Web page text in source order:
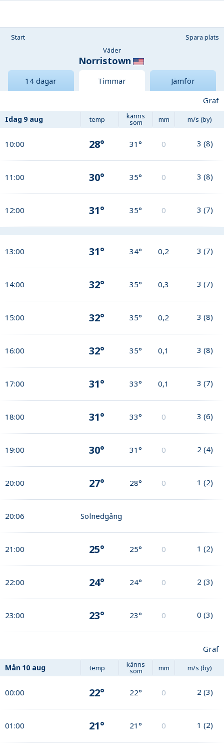
Start
Spara plats
Väder
Norristown
14 dagar Timmar
Jämför
Graf
Idag 9 aug temp känns
som mm m/s (by)
10:00 28° 31° 0 3 (8)
11:00 30° 35° 0 3 (8)
12:00 31° 35° 0 3 (7)
13:00 31° 34° 0,2 3 (7)
14:00 32° 35° 0,3 3 (7)
15:00 32° 35° 0,2 3 (8)
16:00 32° 35° 0,1 3 (8)
17:00 31° 33° 0,1 3 (7)
18:00 31° 33° 0 3 (6)
19:00 30° 31° 0 2 (4)
20:00 27° 28° 0 1 (2)
20:06 Solnedgång
21:00 25° 25° 0 1 (2)
22:00 24° 24° 0 2 (3)
23:00 23° 23° 0 0 (3)
Graf
Mån 10 aug temp känns
som mm m/s (by)
00:00 22° 22° 0 2 (3)
01:00 21° 21° 0 1 (2)